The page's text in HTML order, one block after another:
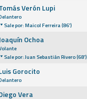
Verón Lupi
Sale por: Maicol Ferreira (86')
Ochoa
Sale por: Juan Sebastián Rivero (68')
Gorocito
Vera